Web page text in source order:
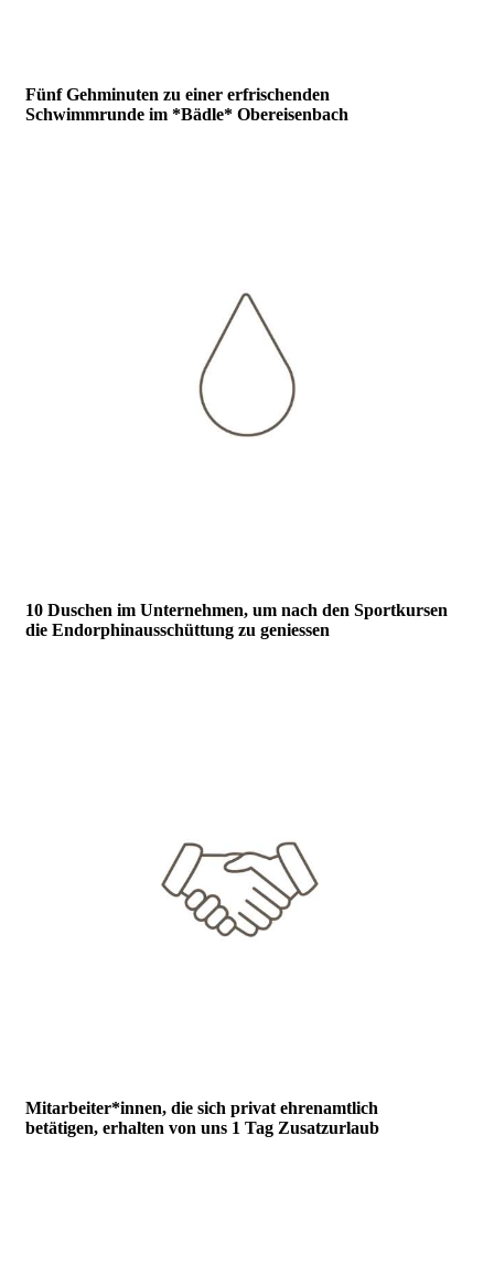
Fünf Gehminuten zu einer erfrischenden
Schwimmrunde im *Bädle* Obereisenbach
10 Duschen im Unternehmen, um nach den Sportkursen
die Endorphinausschüttung zu geniessen
Mitarbeiter*innen, die sich privat ehrenamtlich
betätigen, erhalten von uns 1 Tag Zusatzurlaub